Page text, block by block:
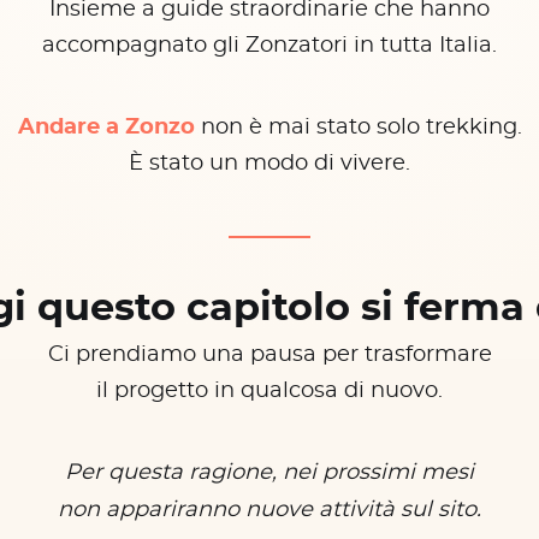
Insieme a guide straordinarie che hanno
accompagnato gli Zonzatori in tutta Italia.
Andare a Zonzonon è mai stato solo trekking.
È stato un modo di vivere.
questo capitolo si ferma
Ci prendiamo una pausa per trasformare
il progetto in qualcosa di nuovo.
Per questa ragione, nei prossimi mesi
non appariranno nuove attività sul sito.